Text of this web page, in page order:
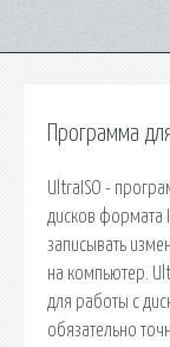
Программа
UltraISO -
дисков формата
записывать
на компьютер.
для работы с
обязательно